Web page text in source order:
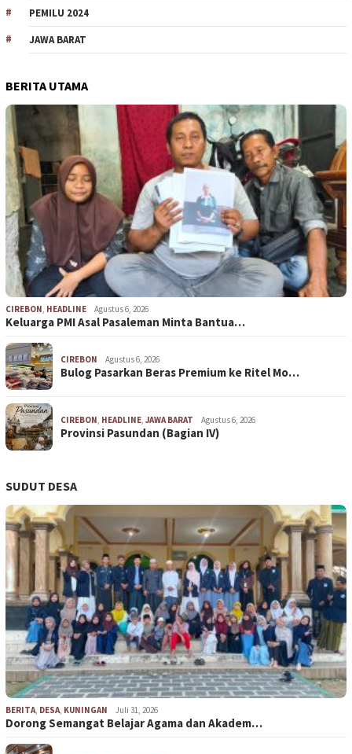
PEMILU 2024
JAWA BARAT
BERITA UTAMA
CIREBON, HEADLINE Agustus 6, 2026
Keluarga PMI Asal Pasaleman Minta Bantua…
CIREBON Agustus 6, 2026
Bulog Pasarkan Beras Premium ke Ritel Mo…
CIREBON, HEADLINE, JAWA BARAT Agustus 6, 2026
Provinsi Pasundan (Bagian IV)
SUDUT DESA
BERITA, DESA, KUNINGAN Juli 31, 2026
Dorong Semangat Belajar Agama dan Akadem…